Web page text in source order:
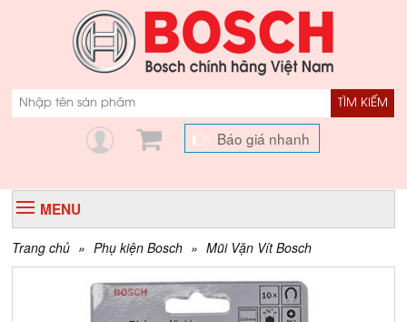
TÌM KIẾM
Báo giá nhanh
MENU
Trang chủ » Phụ kiện Bosch » Mũi Vặn Vít Bosch